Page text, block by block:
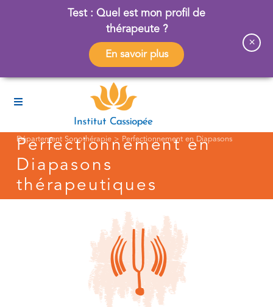
Test : Quel est mon profil de
thérapeute ?
En savoir plus
×
Département Sonothérapie > Perfectionnement en Diapasons
thérapeutiques
Perfectionnement en
Diapasons
thérapeutiques